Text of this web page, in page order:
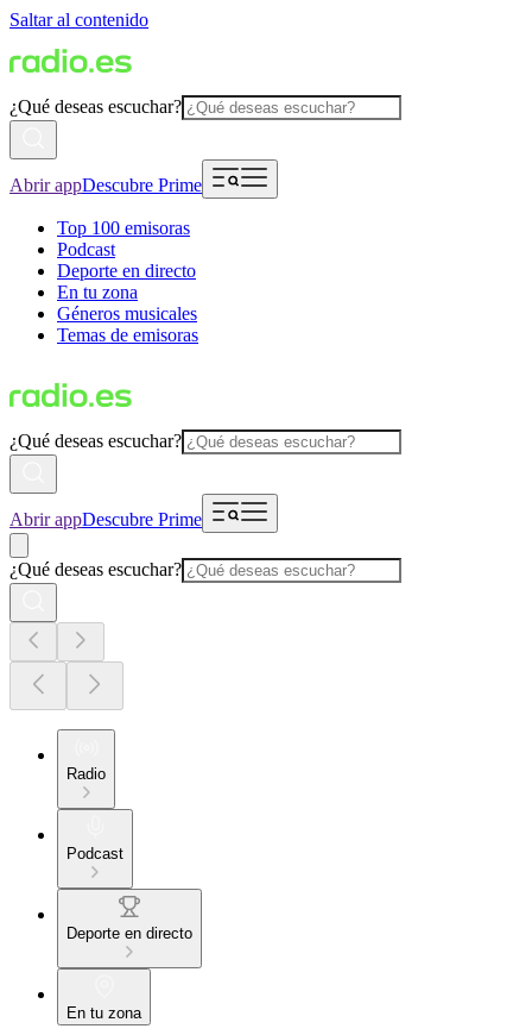
Saltar al contenido
¿Qué deseas escuchar?
Abrir appDescubre Prime
Top 100 emisoras
Podcast
Deporte en directo
En tu zona
Géneros musicales
Temas de emisoras
¿Qué deseas escuchar?
Abrir appDescubre Prime
¿Qué deseas escuchar?
Radio
Podcast
Deporte en directo
En tu zona